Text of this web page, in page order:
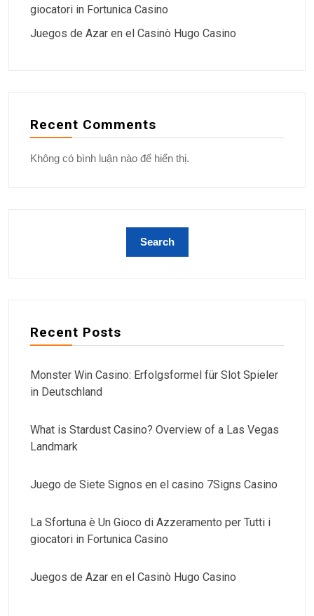
giocatori in Fortunica Casino
Juegos de Azar en el Casinò Hugo Casino
Recent Comments
Không có bình luận nào để hiển thị.
Recent Posts
Monster Win Casino: Erfolgsformel für Slot Spieler
in Deutschland
What is Stardust Casino? Overview of a Las Vegas
Landmark
Juego de Siete Signos en el casino 7Signs Casino
La Sfortuna è Un Gioco di Azzeramento per Tutti i
giocatori in Fortunica Casino
Juegos de Azar en el Casinò Hugo Casino